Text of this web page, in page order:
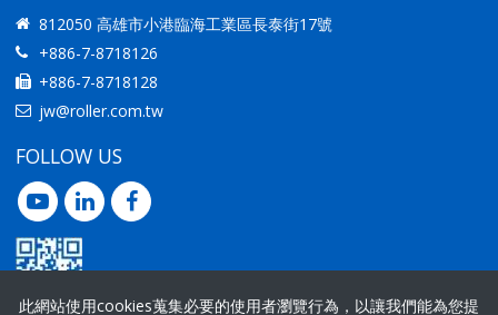
812050 高雄市小港臨海工業區長泰街17號
+886-7-8718126
+886-7-8718128
jw@roller.com.tw
FOLLOW US
此網站使用cookies蒐集必要的使用者瀏覽行為，以讓我們能為您提